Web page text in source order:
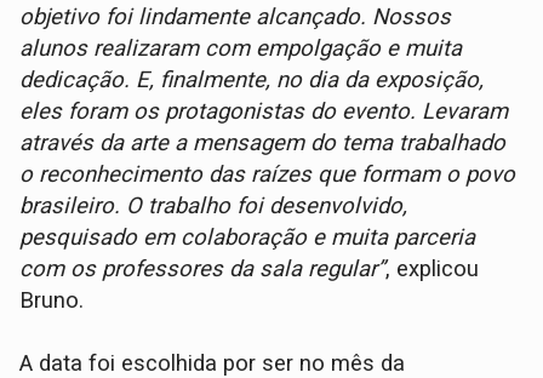
objetivo foi lindamente alcançado. Nossos
alunos realizaram com empolgação e muita
dedicação. E, finalmente, no dia da exposição,
eles foram os protagonistas do evento. Levaram
através da arte a mensagem do tema trabalhado
o reconhecimento das raízes que formam o povo
brasileiro. O trabalho foi desenvolvido,
pesquisado em colaboração e muita parceria
com os professores da sala regular”, explicou
Bruno.
A data foi escolhida por ser no mês da